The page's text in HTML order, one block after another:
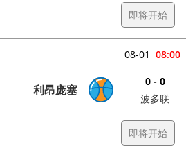
即将开始
08:00
08-01
利昂庞塞
0 - 0
波多联
即将开始